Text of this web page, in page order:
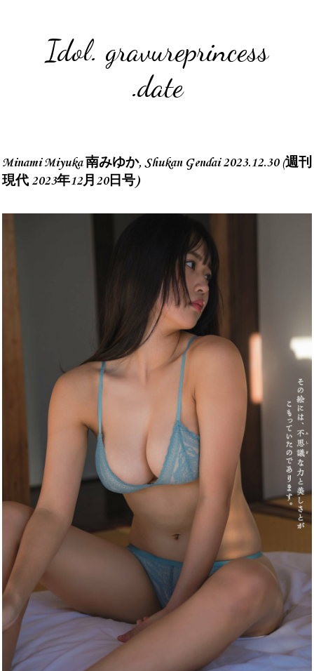
Idol. gravureprincess
.date
Minami Miyuka 南みゆか, Shukan Gendai 2023.12.30 (週刊
現代 2023年12月20日号)